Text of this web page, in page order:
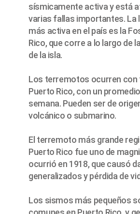
sísmicamente activa y está
varias fallas importantes. La
más activa en el país es la
Rico, que corre a lo largo de
de la isla.
Los terremotos ocurren con
Puerto Rico, con un
semana. Pueden ser de
volcánico o submarino.
El terremoto más grande
Puerto Rico fue uno de
ocurrió en 1918, que causó
generalizados y pérdida de
Los sismos más pequeños